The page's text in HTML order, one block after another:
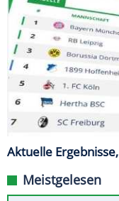
Aktuelle
Meistgelesen